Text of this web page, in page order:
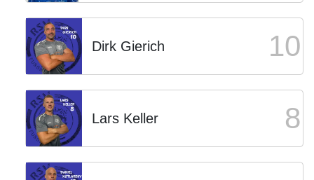
Dirk Gierich 10
Lars Keller 8